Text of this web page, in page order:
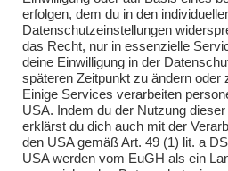
Übungen 2018
Übungen 2019
Übungen 2020
Übungen 2021
Übungen 2022
Übungen 2023
erfolgen, dem du in den
Datenschutzeinstellungen
das Recht, nur in essenzielle
deine Einwilligung in der
späteren Zeitpunkt zu ändern oder
Einige Services verarbeiten
USA. Indem du der Nutzung
erklärst du dich auch mit der
den USA gemäß Art. 49 (1) lit. a
USA werden vom EuGH als ein